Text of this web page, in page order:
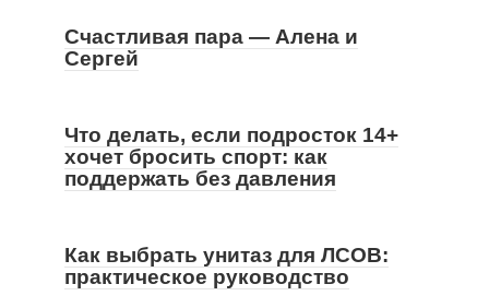
Счастливая пара — Алена и
Сергей
Что делать, если подросток 14+
хочет бросить спорт: как
поддержать без давления
Как выбрать унитаз для ЛСОВ:
практическое руководство